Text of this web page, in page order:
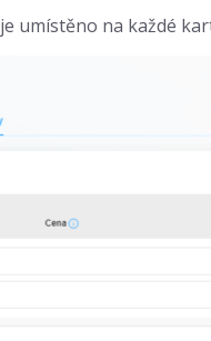
je umístěno na každé